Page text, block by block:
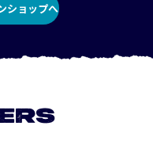
ショップへ